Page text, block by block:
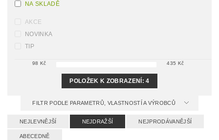
NA SKLADĚ
AKCE
NOVINKA
TIP
98 Kč 435 Kč
POLOŽEK K ZOBRAZENÍ:4
FILTR PODLE PARAMETRŮ, VLASTNOSTÍ A VÝROBCŮ
NEJLEVNĚJŠÍ NEJDRAŽŠÍ NEJPRODÁVANĚJŠÍ
ABECEDNĚ